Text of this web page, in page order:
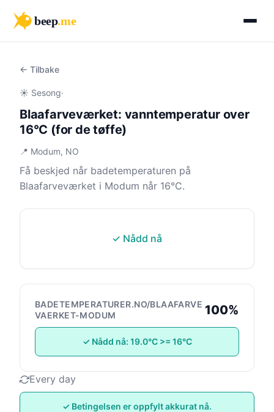
beep.me
← Tilbake
☀️ Sesong·
Blaafarveværket: vanntemperatur over
16°C (for de tøffe)
📍 Modum, NO
Få beskjed når badetemperaturen på
Blaafarveværket i Modum når 16°C.
✓ Nådd nå
BADETEMPERATURER.NO/BLAAFARVE
VAERKET-MODUM
100%
✓ Nådd nå: 19.0°C >= 16°C
Every day
✓ Betingelsen er oppfylt akkurat nå.